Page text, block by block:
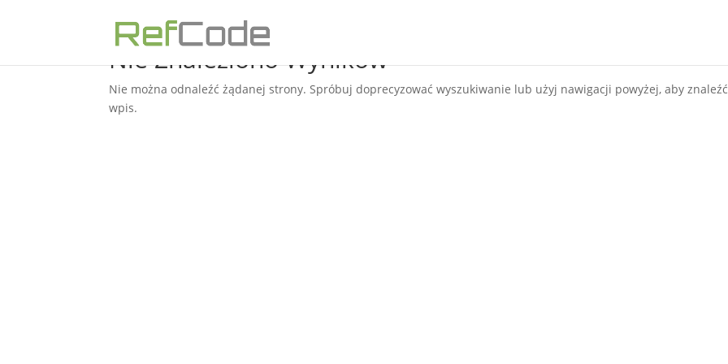
Nie Znaleziono Wyników
Nie można odnaleźć żądanej strony. Spróbuj doprecyzować wyszukiwanie lub użyj nawigacji powyżej, aby znaleźć
wpis.